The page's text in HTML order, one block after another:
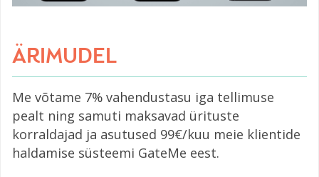
ÄRIMUDEL
Me võtame 7% vahendustasu iga tellimuse
pealt ning samuti maksavad ürituste
korraldajad ja asutused 99€/kuu meie klientide
haldamise süsteemi GateMe eest.